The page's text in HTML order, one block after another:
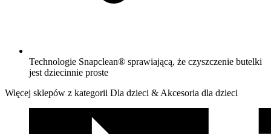
Technologie Snapclean® sprawiającą, że czyszczenie butelki
jest dziecinnie proste
Więcej sklepów z kategorii Dla dzieci & Akcesoria dla dzieci